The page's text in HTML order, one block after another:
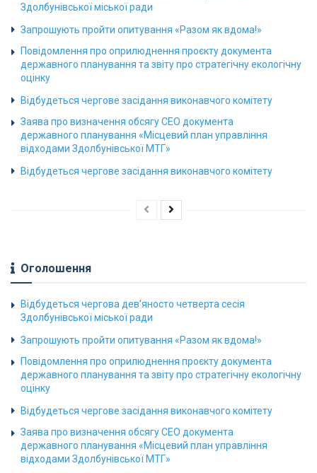
Здолбунівської міської ради
Запрошують пройти опитування «Разом як вдома!»
Повідомлення про оприлюднення проєкту документа
державного планування та звіту про стратегічну екологічну
оцінку
Відбудеться чергове засідання виконавчого комітету
Заява про визначення обсягу СЕО документа
державного планування «Місцевий план управління
відходами Здолбунівської МТГ»
Відбудеться чергове засідання виконавчого комітету
Оголошення
Відбудеться чергова дев’яносто четверта сесія
Здолбунівської міської ради
Запрошують пройти опитування «Разом як вдома!»
Повідомлення про оприлюднення проєкту документа
державного планування та звіту про стратегічну екологічну
оцінку
Відбудеться чергове засідання виконавчого комітету
Заява про визначення обсягу СЕО документа
державного планування «Місцевий план управління
відходами Здолбунівської МТГ»